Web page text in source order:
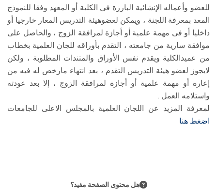
للعضو وأعماله الإنشائية البارزة فى الكلية أو المعهد وفقا للنموذج
المعد بمعرفة اللجنة ، ويمكن لعضوهيئة التدريس المعار خارجيا أو
داخليا أو فى مهمة علمية أو أجازة لمرافقة الزوج ، والحاصل على
موافقة سارية من جامعته ، التقدم بأوراقه للجان العلمية بخطاب
من عميدالكلية ويقدم نفس الأوراق والمتندات المطلوبة ، ولكن
لايجوز لعضو هيئة التدريس التقدم ، بعد انتهاء مارخص له فيه من
إعارة أو مهمة علمية أو أجازة لمرافقة الزوج ، إلا بعد عودته
واستلامه العمل .
لمعرفة المزيد عن اللجان العلمية بالمجلس الاعلى للجامعات
اضغط هنا
هل محتوى الصفحة مفيد؟